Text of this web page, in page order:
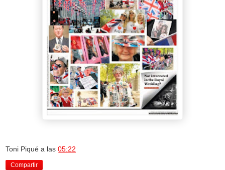
Toni Piqué a las 05:22
Compartir